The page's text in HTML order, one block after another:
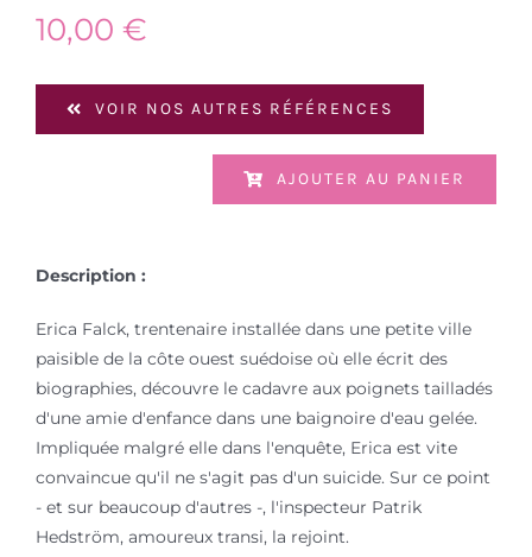
10,00 €
VOIR NOS AUTRES RÉFÉRENCES
AJOUTER AU PANIER
Description :
Erica Falck, trentenaire installée dans une petite ville
paisible de la côte ouest suédoise où elle écrit des
biographies, découvre le cadavre aux poignets tailladés
d'une amie d'enfance dans une baignoire d'eau gelée.
Impliquée malgré elle dans l'enquête, Erica est vite
convaincue qu'il ne s'agit pas d'un suicide. Sur ce point
- et sur beaucoup d'autres -, l'inspecteur Patrik
Hedström, amoureux transi, la rejoint.